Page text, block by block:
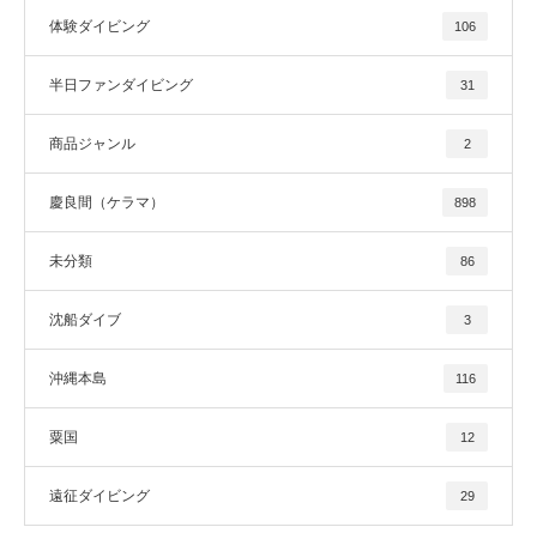
体験ダイビング 106
半日ファンダイビング 31
商品ジャンル 2
慶良間（ケラマ） 898
未分類 86
沈船ダイブ 3
沖縄本島 116
粟国 12
遠征ダイビング 29